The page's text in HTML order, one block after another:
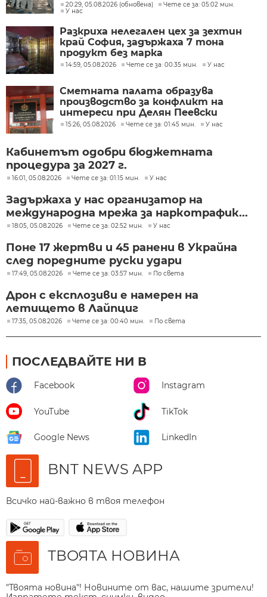
20:29, 05.08.2026 (обновена)
Чете се за: 05:02 мин.
У нас
Разкриха нелегален цех за зехтин
край София, задържаха 7 тона
продукт без марка
14:59, 05.08.2026 Чете се за: 00:35 мин. У нас
Сметната палата образува
производство за конфликт на
интереси при Делян Пеевски
15:26, 05.08.2026 Чете се за: 01:45 мин. У нас
Кабинетът одобри бюджетната
процедура за 2027 г.
16:01, 05.08.2026 Чете се за: 01:15 мин. У нас
Задържаха у нас организатор на
международна мрежа за наркотрафик...
18:05, 05.08.2026 Чете се за: 02:52 мин. У нас
Поне 17 жертви и 45 ранени в Украйна
след поредните руски удари
17:49, 05.08.2026 Чете се за: 03:57 мин. По света
Дрон с експлозиви е намерен на
летището в Лайпциг
17:35, 05.08.2026 Чете се за: 00:40 мин. По света
ПОСЛЕДВАЙТЕ НИ В
Facebook Instagram
YouTube TikTok
Google News LinkedIn
BNT NEWS APP
Всичко най-важно в твоя телефон
ТВОЯТА НОВИНА
"Твоята новина"! Новините от вас, нашите зрители!